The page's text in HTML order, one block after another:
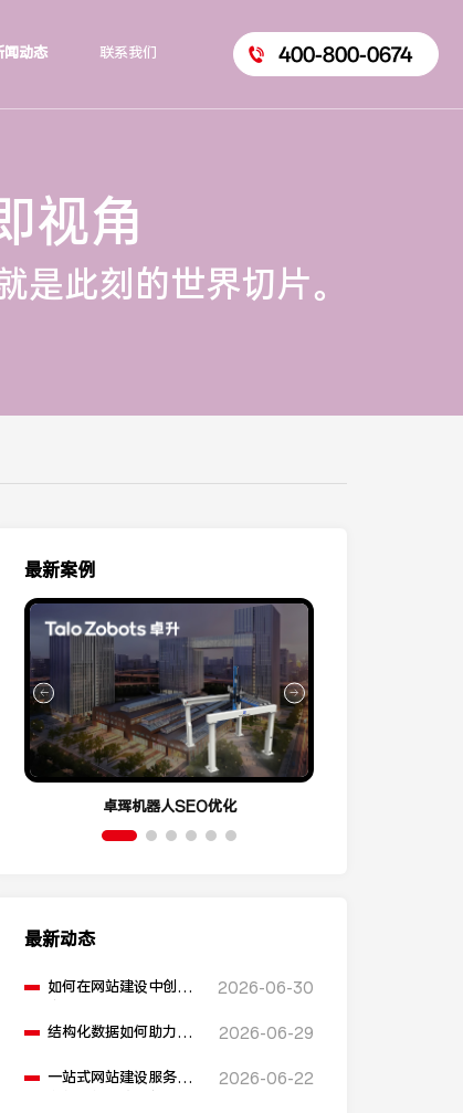
闻动态 联系我们 400-800-0674
视角
是此刻的世界切片。
最新案例
卓珲机器人SEO优化
最新动态
如何在网站建设中创建
2026-06-30
结构化数据如何助力
2026-06-29
一站式网站建设服务平
2026-06-22